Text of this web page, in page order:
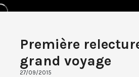
Première
grand voyage
27/09/2015